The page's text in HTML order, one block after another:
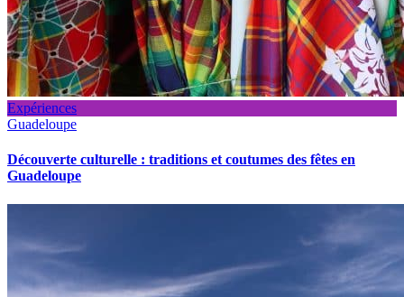
Expériences
Guadeloupe
Découverte culturelle : traditions et coutumes des fêtes en
Guadeloupe